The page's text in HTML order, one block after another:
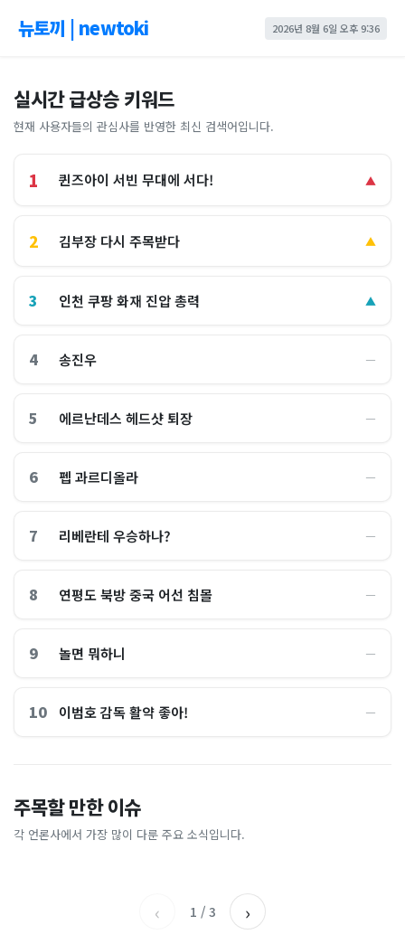
뉴토끼 | newtoki 2026년 8월 6일 오후 9:36
실시간 급상승 키워드
현재 사용자들의 관심사를 반영한 최신 검색어입니다.
1 퀸즈아이 서빈 무대에 서다! ▲
2 김부장 다시 주목받다 ▲
3 인천 쿠팡 화재 진압 총력 ▲
4 송진우 ―
5 에르난데스 헤드샷 퇴장 ―
6 펩 과르디올라 ―
7 리베란테 우승하나? ―
8 연평도 북방 중국 어선 침몰 ―
9 놀면 뭐하니 ―
10 이범호 감독 활약 좋아! ―
주목할 만한 이슈
각 언론사에서 가장 많이 다룬 주요 소식입니다.
홈플러스, 2000억원으로 '시
간'을 샀다
비즈워치
왜?매일경제
[날씨] 오늘 밤 또 내린다...내
륙 중심 최대 150mm
졌다...국산 53개 중소기업이
‹ 1 / 3 ›